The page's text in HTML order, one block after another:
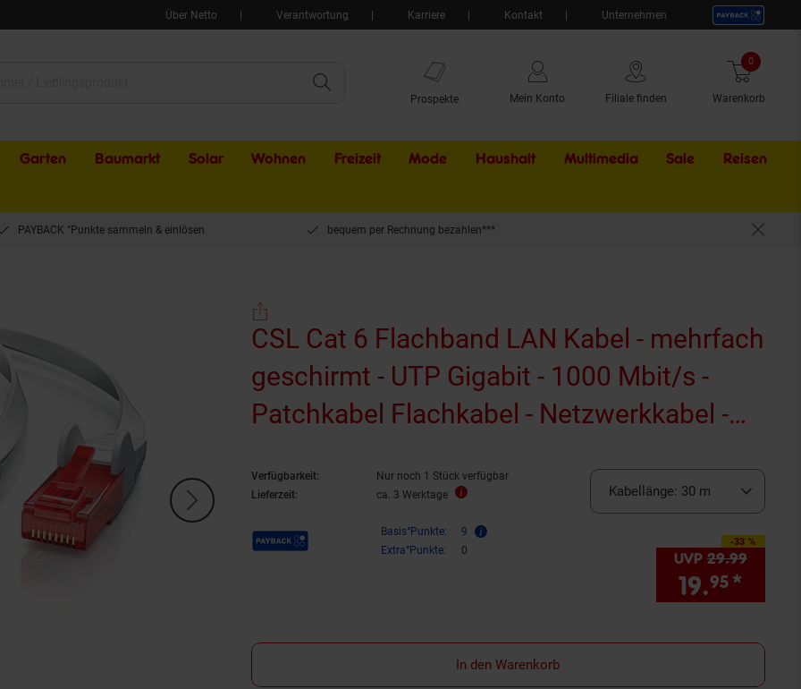
Über Netto Verantwortung Karriere Kontakt Unternehmen
Prospekte Mein Konto Filiale finden Warenkorb
0 Artikel
Garten Baumarkt Solar Wohnen Freizeit Mode Haushalt Multimedia Sale Externer
Reisen
PAYBACK °Punkte sammeln & einlösen bequem per Rechnung bezahlen***
CSL Cat 6 Flachband LAN Kabel - mehrfach
geschirmt - UTP Gigabit - 1000 Mbit/s -
Patchkabel Flachkabel - Netzwerkkabel -
Verfügbarkeit:
Nur noch 1 Stück verfügbar
Lieferzeit:
ca. 3 Werktage
Payback Punkte Basis°Punkte:
9
Extra°Punkte:
0
Kabellänge: 30 m
-33 %
Sie Sparen 33 Prozent,
UVP 29.99
19.95 *
In den Warenkorb